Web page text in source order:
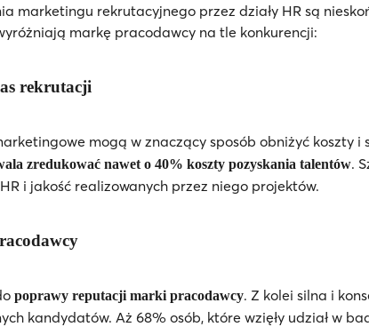
marketingu rekrutacyjnego przez działy HR są
markę pracodawcy na tle konkurencji:
rekrutacji
mogą w znaczący sposób obniżyć koszty i
zredukować nawet o 40% koszty pozyskania talentów.
i jakość realizowanych przez niego projektów.
poprawy reputacji marki pracodawcy. Z kolei silna i
kandydatów. Aż 68% osób, które wzięły udział w